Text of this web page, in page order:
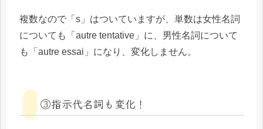
複数なので「s」はついていますが、単数は女性名詞
についても「autre tentative」に、男性名詞について
も「autre essai」になり、変化しません。
③指示代名詞も変化！